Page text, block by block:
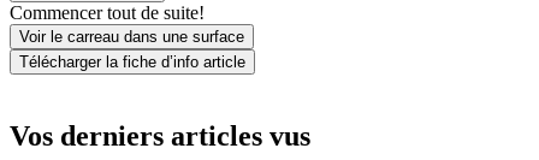
Commencer tout de suite!
Voir le carreau dans une surface
Télécharger la fiche d’info article
Vos derniers articles vus